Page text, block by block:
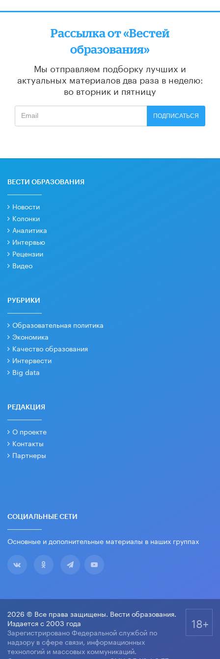
Рассылка от «Вестей
образования»
Мы отправляем подборку лучших и
актуальных материалов два раза в неделю:
во вторник и пятницу
ПОДПИСАТЬСЯ
ВЕСТИ ОБРАЗОВАНИЯ
Новости
Колонки
Аналитика
Интервью
Рецензии
Видео
РУБРИКИ
Образовательная политика
Экономика
Качество образования
Интервести
Big data
РЕДАКЦИЯ
О проекте
Контакты
Партнеры
СОЦИАЛЬНЫЕ СЕТИ
Основные и дополнительные материалы в наших группах
2026 © Все права защищены. Вести образования.
Издается с 2003 года
Зарегистрировано Федеральной службой по
надзору в сфере связи, информационных
технологий и массовых коммуникаций.
18+